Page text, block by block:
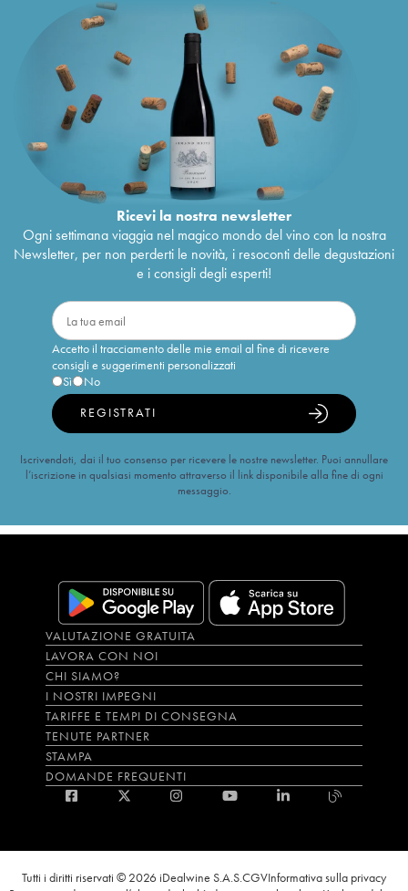
Ricevi la nostra newsletter
Ogni settimana viaggia nel magico mondo del vino con la nostra
Newsletter, per non perderti le novità, i resoconti delle degustazioni
e i consigli degli esperti!
Accetto il tracciamento delle mie email al fine di ricevere
consigli e suggerimenti personalizzati
Sì
No
REGISTRATI
Iscrivendoti, dai il tuo consenso per ricevere le nostre newsletter. Puoi annullare
l’iscrizione in qualsiasi momento attraverso il link disponibile alla fine di ogni
messaggio.
VALUTAZIONE GRATUITA
LAVORA CON NOI
CHI SIAMO?
I NOSTRI IMPEGNI
TARIFFE E TEMPI DI CONSEGNA
TENUTE PARTNER
STAMPA
DOMANDE FREQUENTI
Tutti i diritti riservati © 2026 iDealwine S.A.S.CGVInformativa sulla privacy